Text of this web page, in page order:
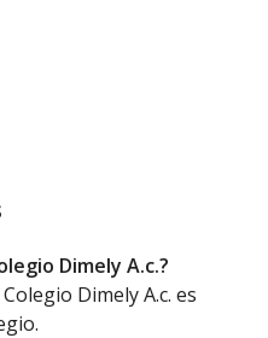
Dimely A.c.?
Dimely A.c. es